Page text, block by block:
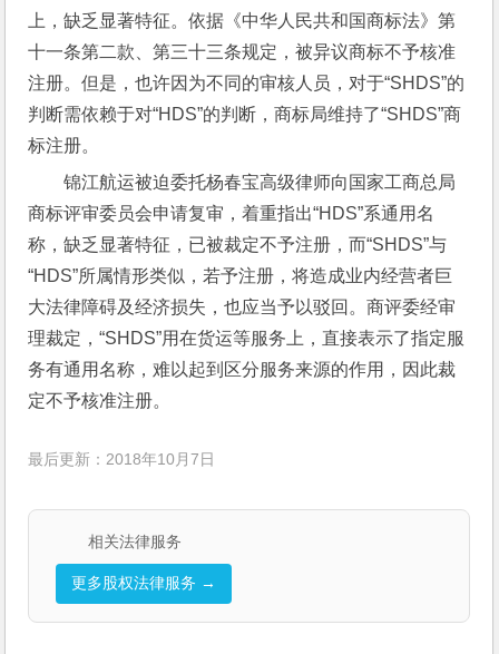
上，缺乏显著特征。依据《中华人民共和国商标法》第
十一条第二款、第三十三条规定，被异议商标不予核准
注册。但是，也许因为不同的审核人员，对于“SHDS”的
判断需依赖于对“HDS”的判断，商标局维持了“SHDS”商
标注册。
锦江航运被迫委托杨春宝高级律师向国家工商总局
商标评审委员会申请复审，着重指出“HDS”系通用名
称，缺乏显著特征，已被裁定不予注册，而“SHDS”与
“HDS”所属情形类似，若予注册，将造成业内经营者巨
大法律障碍及经济损失，也应当予以驳回。商评委经审
理裁定，“SHDS”用在货运等服务上，直接表示了指定服
务有通用名称，难以起到区分服务来源的作用，因此裁
定不予核准注册。
最后更新：2018年10月7日
相关法律服务
更多股权法律服务 →